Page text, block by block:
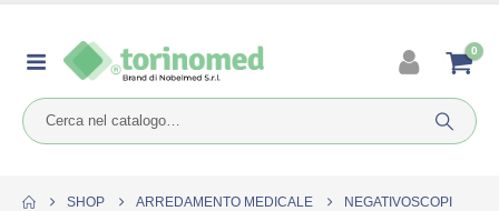
0
SHOP ARREDAMENTO MEDICALE NEGATIVOSCOPI